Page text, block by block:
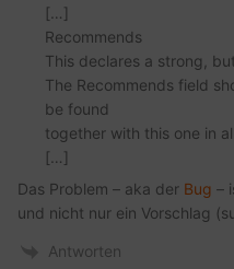
[…]
Recommends
This declares a strong,
The Recommends field
be found
together with this one in
[…]
Das Problem – aka der Bug –
und nicht nur ein Vorschlag
Antworten